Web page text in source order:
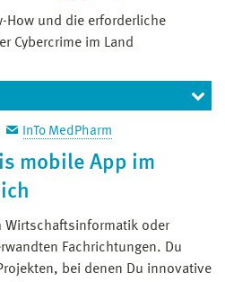
Wolff
Tel: +49 3841 753 7107)
"Emerge IoT"
How und die erforderliche
Cybercrime im Land
Überwachung mit dem
(
InTo MedPharm
mobile App im
Wirtschaftsinformatik oder
Fachrichtungen. Du
bei denen Du innovative